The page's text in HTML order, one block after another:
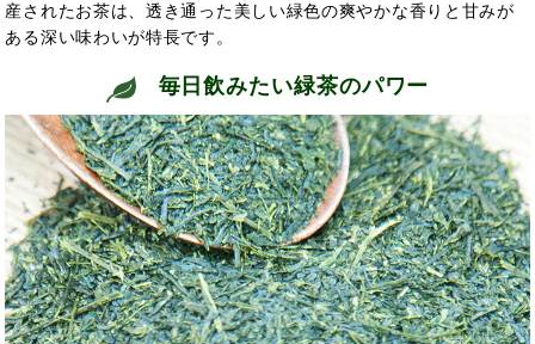
産されたお茶は、透き通った美しい緑色の爽やかな香りと甘みが
ある深い味わいが特長です。
毎日飲みたい緑茶のパワー